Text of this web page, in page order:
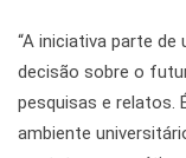
“A iniciativa parte de
decisão sobre o
pesquisas e relatos.
ambiente